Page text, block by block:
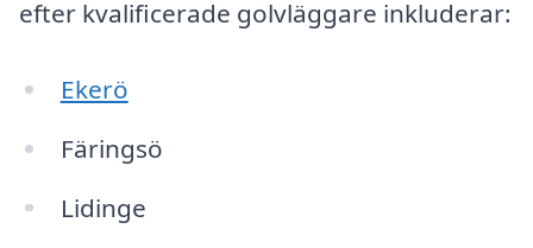
efter kvalificerade golvläggare inkluderar:
Ekerö
Färingsö
Lidinge